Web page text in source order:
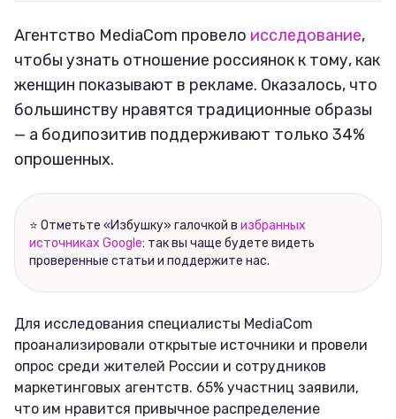
Ваши истории
Соцсети
Агентство MediaCom провело исследование,
чтобы узнать отношение россиянок к тому, как
женщин показывают в рекламе. Оказалось, что
большинству нравятся традиционные образы
— а бодипозитив поддерживают только 34%
опрошенных.
⭐ Отметьте «Избушку» галочкой в избранных
источниках Google: так вы чаще будете видеть
проверенные статьи и поддержите нас.
Для исследования специалисты MediaCom
проанализировали открытые источники и провели
опрос среди жителей России и сотрудников
маркетинговых агентств. 65% участниц заявили,
что им нравится привычное распределение